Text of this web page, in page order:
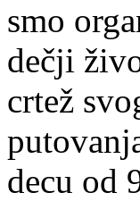
smo
dečji
crtež
decu od